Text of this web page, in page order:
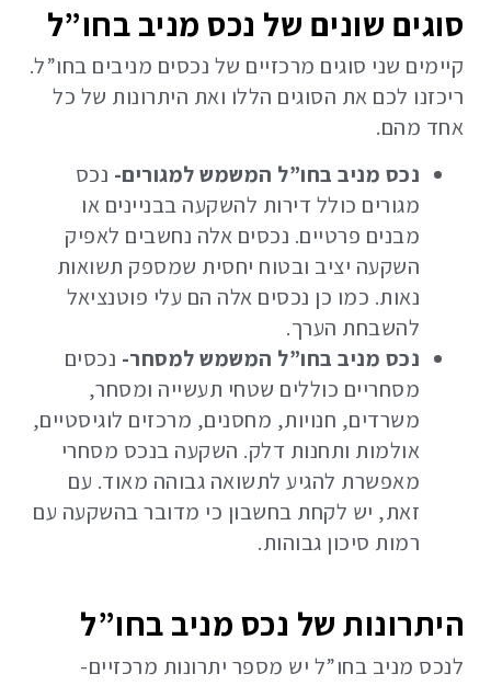
סוגים שונים של נכס מניב בחו”ל
קיימים שני סוגים מרכזיים של נכסים מניבים בחו”ל.
ריכזנו לכם את הסוגים הללו ואת היתרונות של כל
אחד מהם.
נכס מניב בחו”ל המשמש למגורים- נכס
מגורים כולל דירות להשקעה בבניינים או
מבנים פרטיים. נכסים אלה נחשבים לאפיק
השקעה יציב ובטוח יחסית שמספק תשואות
נאות. כמו כן נכסים אלה הם עלי פוטנציאל
להשבחת הערך.
נכס מניב בחו”ל המשמש למסחר- נכסים
מסחריים כוללים שטחי תעשייה ומסחר,
משרדים, חנויות, מחסנים, מרכזים לוגיסטיים,
אולמות ותחנות דלק. השקעה בנכס מסחרי
מאפשרת להגיע לתשואה גבוהה מאוד. עם
זאת, יש לקחת בחשבון כי מדובר בהשקעה עם
רמות סיכון גבוהות.
היתרונות של נכס מניב בחו”ל
לנכס מניב בחו”ל יש מספר יתרונות מרכזיים-